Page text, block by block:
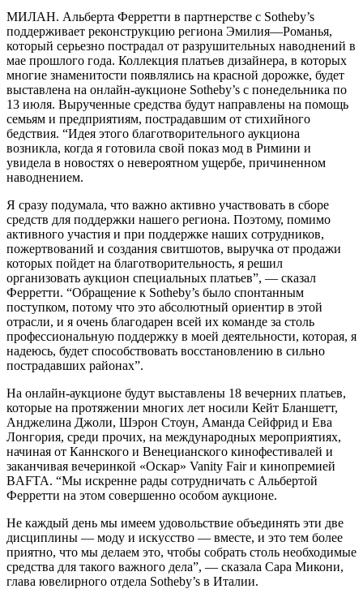
МИЛАН. Альберта Ферретти в партнерстве с Sotheby’s
поддерживает реконструкцию региона Эмилия—Романья,
который серьезно пострадал от разрушительных наводнений в
мае прошлого года. Коллекция платьев дизайнера, в которых
многие знаменитости появлялись на красной дорожке, будет
выставлена на онлайн-аукционе Sotheby’s с понедельника по
13 июля. Вырученные средства будут направлены на помощь
семьям и предприятиям, пострадавшим от стихийного
бедствия. “Идея этого благотворительного аукциона
возникла, когда я готовила свой показ мод в Римини и
увидела в новостях о невероятном ущербе, причиненном
наводнением.
Я сразу подумала, что важно активно участвовать в сборе
средств для поддержки нашего региона. Поэтому, помимо
активного участия и при поддержке наших сотрудников,
пожертвований и создания свитшотов, выручка от продажи
которых пойдет на благотворительность, я решил
организовать аукцион специальных платьев”, — сказал
Ферретти. “Обращение к Sotheby’s было спонтанным
поступком, потому что это абсолютный ориентир в этой
отрасли, и я очень благодарен всей их команде за столь
профессиональную поддержку в моей деятельности, которая, я
надеюсь, будет способствовать восстановлению в сильно
пострадавших районах”.
На онлайн-аукционе будут выставлены 18 вечерних платьев,
которые на протяжении многих лет носили Кейт Бланшетт,
Анджелина Джоли, Шэрон Стоун, Аманда Сейфрид и Ева
Лонгория, среди прочих, на международных мероприятиях,
начиная от Каннского и Венецианского кинофестивалей и
заканчивая вечеринкой «Оскар» Vanity Fair и кинопремией
BAFTA. “Мы искренне рады сотрудничать с Альбертой
Ферретти на этом совершенно особом аукционе.
Не каждый день мы имеем удовольствие объединять эти две
дисциплины — моду и искусство — вместе, и это тем более
приятно, что мы делаем это, чтобы собрать столь необходимые
средства для такого важного дела”, — сказала Сара Микони,
глава ювелирного отдела Sotheby’s в Италии.